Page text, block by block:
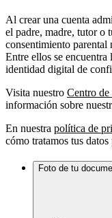
Al crear una cuenta
el padre, madre, tutor o
consentimiento parental
Entre ellos se
identidad digital de
Visita nuestro Centro
información sobre
En nuestra política de
cómo tratamos tus datos
Foto de tu